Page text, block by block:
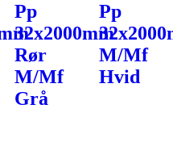
Pp
32x2000mm
Rør
M/Mf
Grå
Pp
M/Mf
Hvid